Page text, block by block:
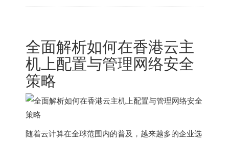
全面解析如何在香港云主
机上配置与管理网络安全
策略
随着云计算在全球范围内的普及，越来越多的企业选